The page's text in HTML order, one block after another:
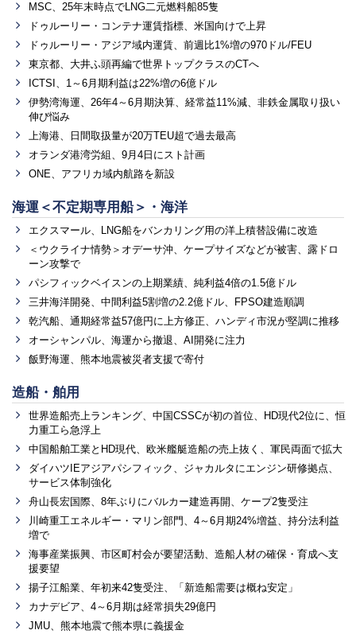
MSC、25年末時点でLNG二元燃料船85隻
ドゥルーリー・コンテナ運賃指標、米国向けで上昇
ドゥルーリー・アジア域内運賃、前週比1%増の970ドル/FEU
東京都、大井ふ頭再編で世界トップクラスのCTへ
ICTSI、1～6月期利益は22%増の6億ドル
伊勢湾海運、26年4～6月期決算、経常益11%減、非鉄金属取り扱い
伸び悩み
上海港、日間取扱量が20万TEU超で過去最高
オランダ港湾労組、9月4日にスト計画
ONE、アフリカ域内航路を新設
海運＜不定期専用船＞・海洋
エクスマール、LNG船をバンカリング用の洋上積替設備に改造
＜ウクライナ情勢＞オデーサ沖、ケープサイズなどが被害、露ドロ
ーン攻撃で
パシフィックベイスンの上期業績、純利益4倍の1.5億ドル
三井海洋開発、中間利益5割増の2.2億ドル、FPSO建造順調
乾汽船、通期経常益57億円に上方修正、ハンディ市況が堅調に推移
オーシャンパル、海運から撤退、AI開発に注力
飯野海運、熊本地震被災者支援で寄付
造船・舶用
世界造船売上ランキング、中国CSSCが初の首位、HD現代2位に、恒
力重工ら急浮上
中国船舶工業とHD現代、欧米艦艇造船の売上抜く、軍民両面で拡大
ダイハツIEアジアパシフィック、ジャカルタにエンジン研修拠点、
サービス体制強化
舟山長宏国際、8年ぶりにバルカー建造再開、ケープ2隻受注
川崎重工エネルギー・マリン部門、4～6月期24%増益、持分法利益
増で
海事産業振興、市区町村会が要望活動、造船人材の確保・育成へ支
援要望
揚子江船業、年初来42隻受注、「新造船需要は概ね安定」
カナデビア、4～6月期は経常損失29億円
JMU、熊本地震で熊本県に義援金